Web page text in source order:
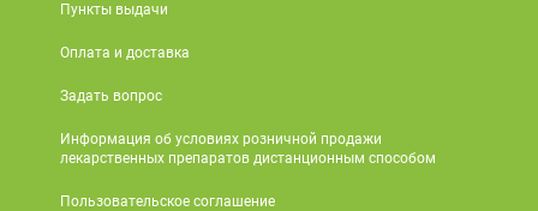
Пункты выдачи
Оплата и доставка
Задать вопрос
Информация об условиях розничной продажи
лекарственных препаратов дистанционным способом
Пользовательское соглашение